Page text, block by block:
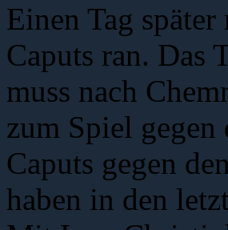
Einen Tag
Caputs ran. Das
muss nach
zum Spiel
Caputs gegen
haben in den